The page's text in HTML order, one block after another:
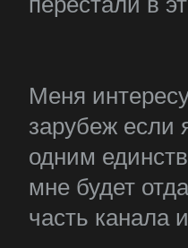
Меня
зарубеж если
одним
мне будет
часть канала